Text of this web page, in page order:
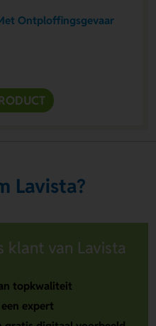
Ontploffingsgevaar
Lavista?
klant van Lavista
topkwaliteit
expert